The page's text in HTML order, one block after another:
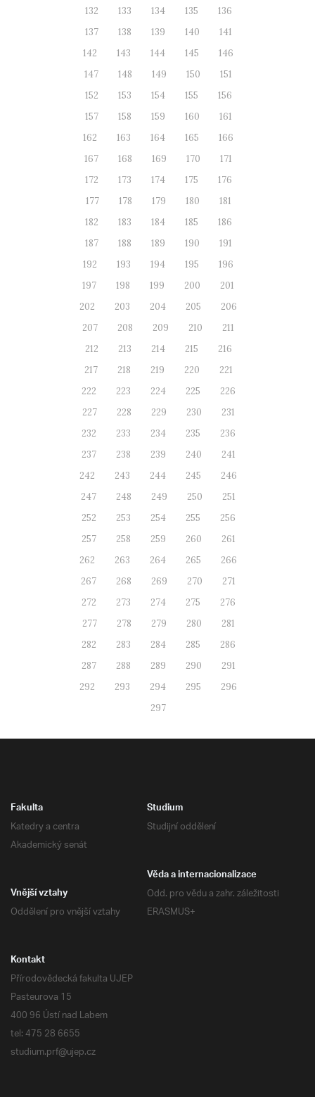
132
133 134 135
136
137
138 139 140
141
142
143 144 145
146
147
148 149 150
151
152
153 154 155
156
157
158 159 160
161
162
163 164 165
166
167
168 169 170
171
172
173 174 175
176
177
178 179 180
181
182
183 184 185
186
187
188 189 190
191
192
193 194 195
196
197
198 199 200
201
202
203 204 205
206
207
208 209 210
211
212
213 214 215
216
217
218 219 220
221
222
223 224 225
226
227
228 229 230
231
232
233 234 235
236
237
238 239 240
241
242
243 244 245
246
247
248 249 250
251
252
253 254 255
256
257
258 259 260
261
262
263 264 265
266
267
268 269 270
271
272
273 274 275
276
277
278 279 280
281
282
283 284 285
286
287
288 289 290
291
292
293 294 295
296
297
Fakulta
Katedry a centra
Akademický senát
Studium
Studijní oddělení
Věda a internacionalizace
Odd. pro vědu a zahr. záležitosti
ERASMUS+
Vnější vztahy
Oddělení pro vnější vztahy
Kontakt
Přírodovědecká fakulta UJEP
Pasteurova 15
400 96 Ústí nad Labem
tel: 475 28 6655
studium.prf@ujep.cz